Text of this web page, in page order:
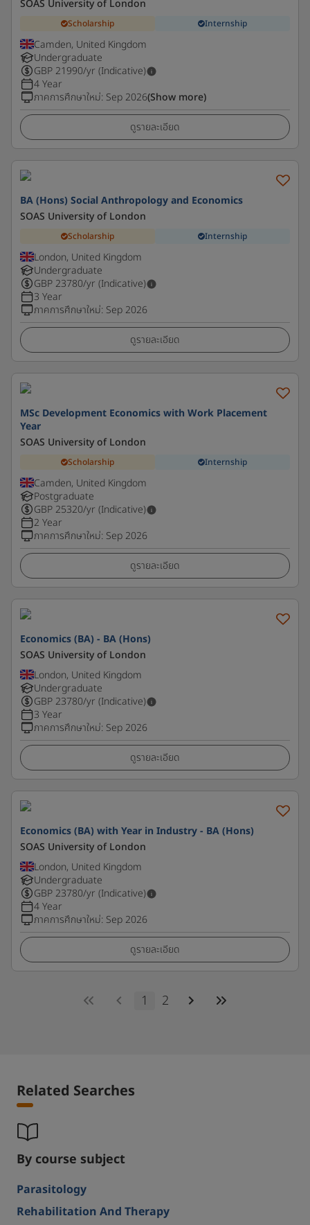
SOAS University of London
Scholarship Internship
Camden, United Kingdom
Undergraduate
GBP 21990/yr (Indicative)
4 Year
ภาคการศึกษาใหม่: Sep 2026(Show more)
ดูรายละเอียด
BA (Hons) Social Anthropology and Economics
SOAS University of London
Scholarship Internship
London, United Kingdom
Undergraduate
GBP 23780/yr (Indicative)
3 Year
ภาคการศึกษาใหม่: Sep 2026
ดูรายละเอียด
MSc Development Economics with Work Placement
Year
SOAS University of London
Scholarship Internship
Camden, United Kingdom
Postgraduate
GBP 25320/yr (Indicative)
2 Year
ภาคการศึกษาใหม่: Sep 2026
ดูรายละเอียด
Economics (BA) - BA (Hons)
SOAS University of London
London, United Kingdom
Undergraduate
GBP 23780/yr (Indicative)
3 Year
ภาคการศึกษาใหม่: Sep 2026
ดูรายละเอียด
Economics (BA) with Year in Industry - BA (Hons)
SOAS University of London
London, United Kingdom
Undergraduate
GBP 23780/yr (Indicative)
4 Year
ภาคการศึกษาใหม่: Sep 2026
ดูรายละเอียด
1 2
Related Searches
By course subject
Parasitology
Rehabilitation And Therapy